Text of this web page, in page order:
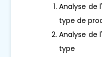
Analyse de
type de
Analyse de
type